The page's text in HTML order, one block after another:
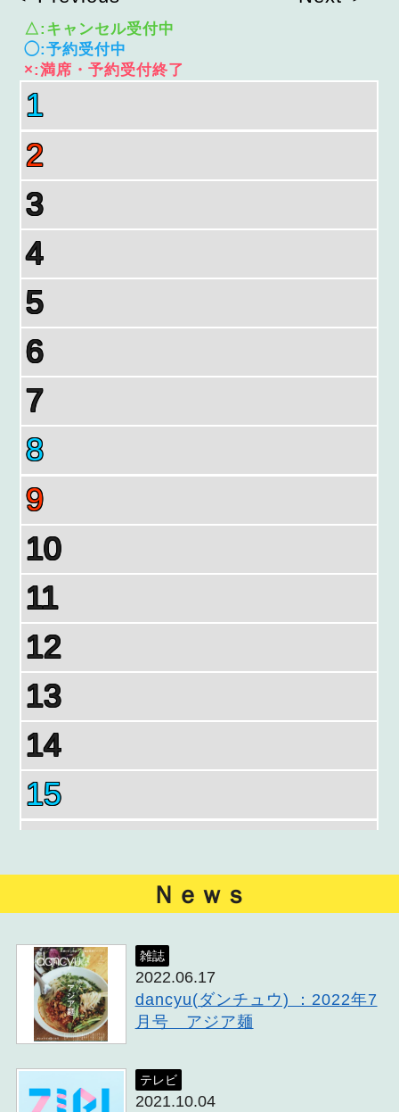
△:キャンセル受付中
◯:予約受付中
×:満席・予約受付終了
1
2
3
4
5
6
7
8
9
10
11
12
13
14
15
18
19
20
21
Ｎｅｗｓ
雑誌
2022.06.17
dancyu(ダンチュウ) ：2022年7
月号 アジア麺
テレビ
2021.10.04